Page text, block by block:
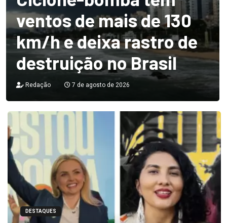
ventos de mais de 130
km/h e deixa rastro de
destruição no Brasil
Redação 7 de agosto de 2026
DESTAQUES